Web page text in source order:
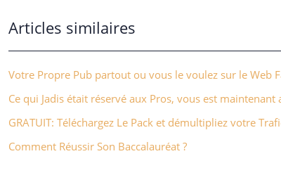
Articles similaires
Votre Propre Pub partout ou vous le voulez sur le Web
Ce qui Jadis était réservé aux Pros, vous est maintenant
GRATUIT: Téléchargez Le Pack et démultipliez votre
Comment Réussir Son Baccalauréat ?